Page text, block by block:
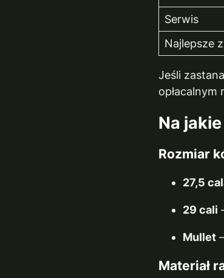
Serwis
Najlepsze
Jeśli
opłacalnym
Na
Rozmiar
27,5
29 cali
Mullet
Materiał